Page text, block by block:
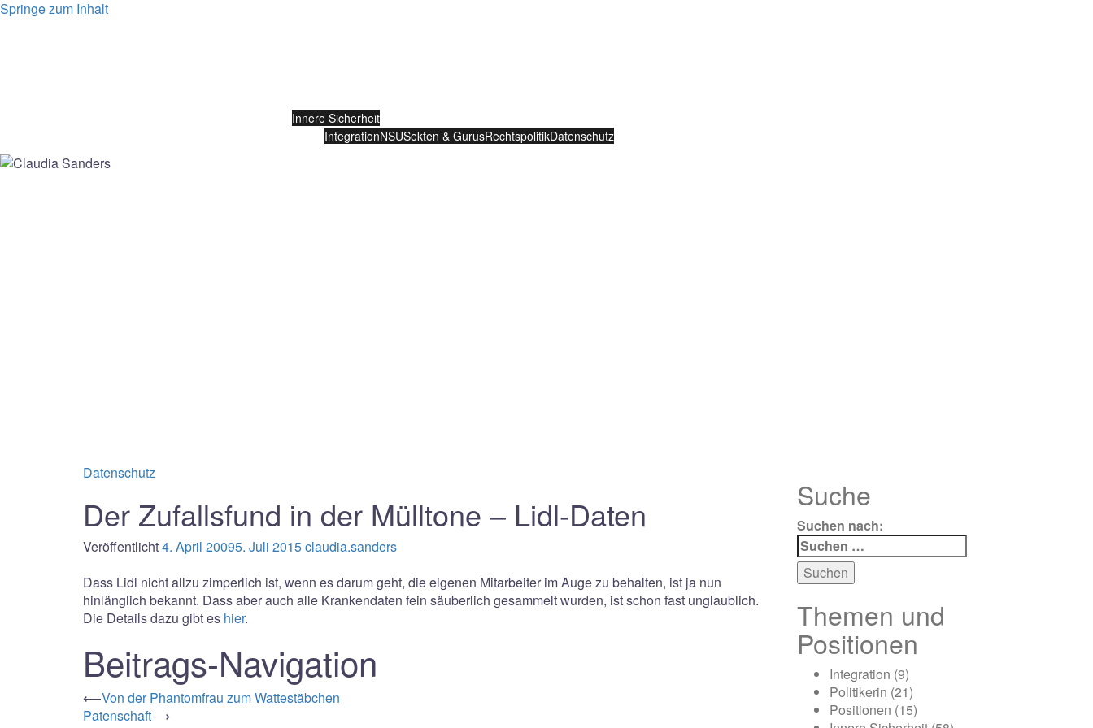
Springe zum Inhalt
Innere Sicherheit
IntegrationNSUSekten & GurusRechtspolitikDatenschutz
Datenschutz
Der Zufallsfund in der Mülltone – Lidl-Daten
Veröffentlicht4. April 20095. Juli 2015claudia.sanders
Dass Lidl nicht allzu zimperlich ist, wenn es darum geht, die eigenen Mitarbeiter im Auge zu behalten, ist ja nun
hinlänglich bekannt. Dass aber auch alle Krankendaten fein säuberlich gesammelt wurden, ist schon fast unglaublich.
Die Details dazu gibt es hier.
Beitrags-Navigation
⟵Von der Phantomfrau zum Wattestäbchen
Patenschaft⟶
Suche
Suchen nach:
Themen und
Positionen
Integration (9)
Politikerin (21)
Positionen (15)